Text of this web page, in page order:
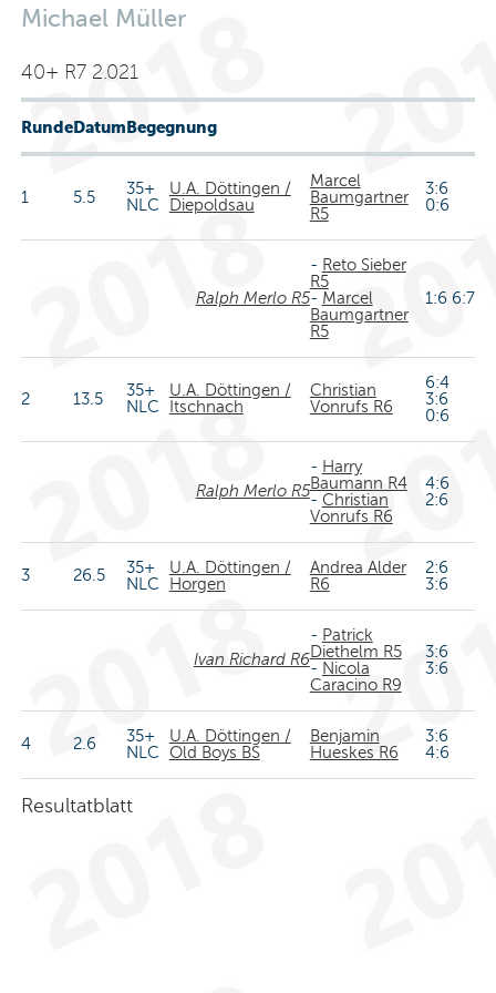
Michael Müller
40+ R7 2.021
RundeDatumBegegnung
1 5.5
35+
NLC
U.A. Döttingen /
Diepoldsau
Marcel
Baumgartner
R5
3:6
0:6
Ralph Merlo R5
- Reto Sieber
R5
- Marcel
Baumgartner
R5
1:6 6:7
2 13.5
35+
NLC
U.A. Döttingen /
Itschnach
Christian
Vonrufs R6
6:4
3:6
0:6
Ralph Merlo R5
- Harry
Baumann R4
- Christian
Vonrufs R6
4:6
2:6
3 26.5
35+
NLC
U.A. Döttingen /
Horgen
Andrea Alder
R6
2:6
3:6
Ivan Richard R6
- Patrick
Diethelm R5
- Nicola
Caracino R9
3:6
3:6
4 2.6
35+
NLC
U.A. Döttingen /
Old Boys BS
Benjamin
Hueskes R6
3:6
4:6
Resultatblatt